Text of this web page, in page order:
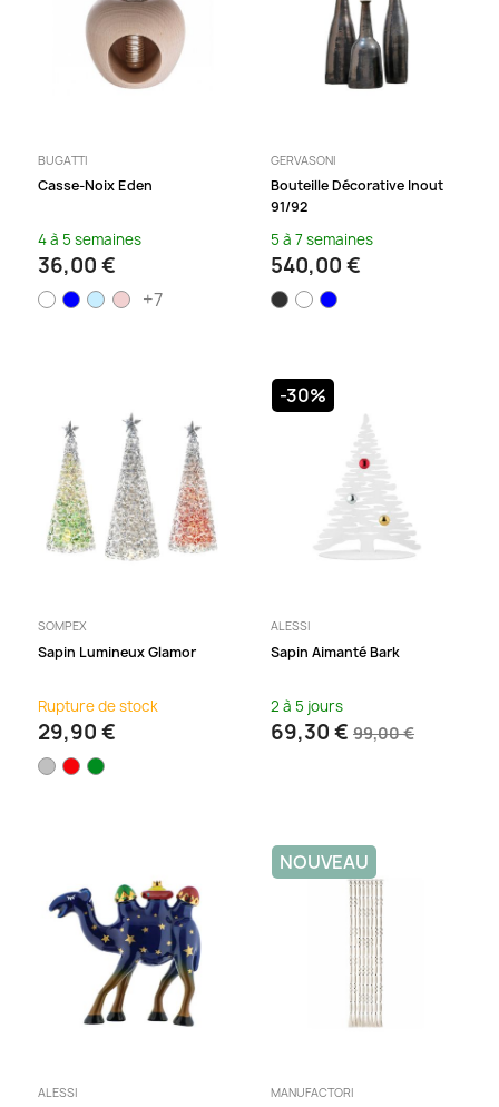
BUGATTI
Casse-Noix Eden
4 à 5 semaines
36,00 €
+7
GERVASONI
Bouteille Décorative Inout
91/92
5 à 7 semaines
540,00 €
SOMPEX
Sapin Lumineux Glamor
Rupture de stock
29,90 €
ALESSI
Sapin Aimanté Bark
2 à 5 jours
69,30 € 99,00 €
-30%
ALESSI MANUFACTORI
NOUVEAU